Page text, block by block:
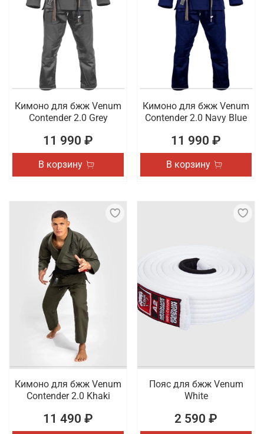
Кимоно для бжж Venum
Contender 2.0 Grey
11 990 ₽
В корзину
Кимоно для бжж Venum
Contender 2.0 Navy Blue
11 990 ₽
В корзину
Кимоно для бжж Venum
Contender 2.0 Khaki
11 490 ₽
Пояс для бжж Venum
White
2 590 ₽